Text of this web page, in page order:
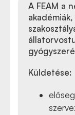
A FEAM a
Küldetése: